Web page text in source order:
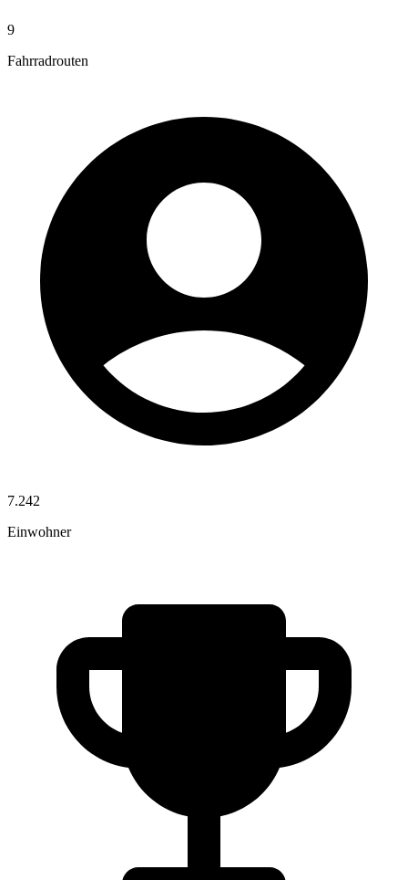
9
Fahrradrouten
7.242
Einwohner